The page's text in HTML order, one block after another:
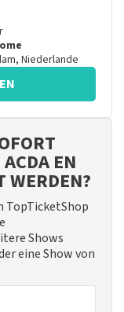
, Niederlande
EN
WERDEN?
TopTicketShop
Shows
eine Show von